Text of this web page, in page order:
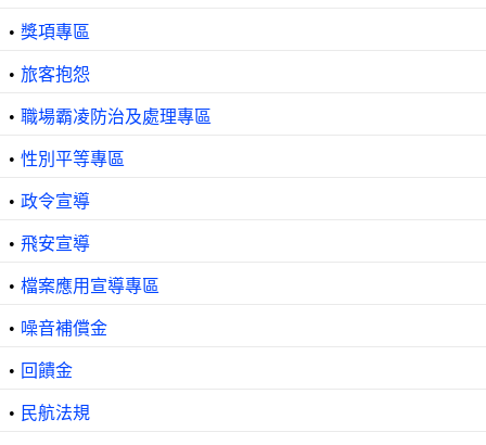
• 獎項專區
• 旅客抱怨
• 職場霸凌防治及處理專區
• 性別平等專區
• 政令宣導
• 飛安宣導
• 檔案應用宣導專區
• 噪音補償金
• 回饋金
• 民航法規